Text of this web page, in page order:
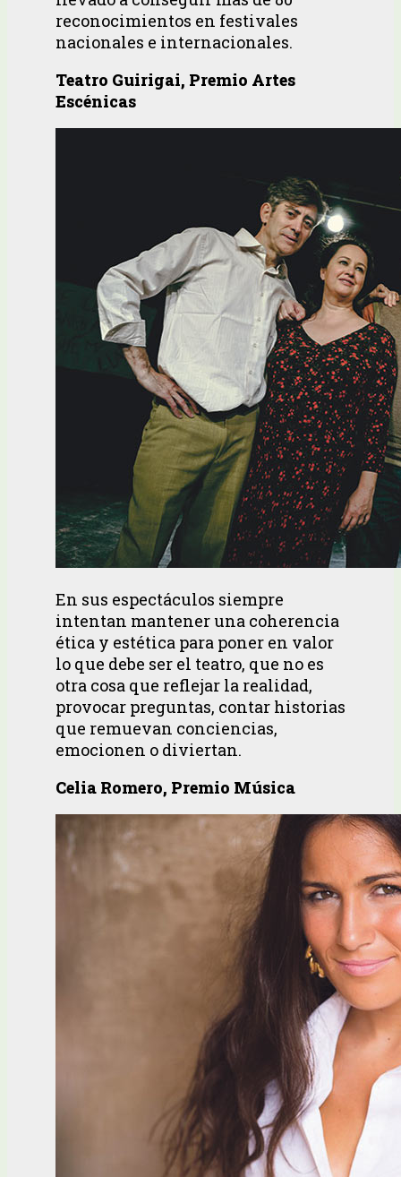
reconocimientos en festivales
nacionales e internacionales.
Teatro Guirigai, Premio Artes
Escénicas
En sus espectáculos siempre
intentan mantener una coherencia
ética y estética para poner en valor
lo que debe ser el teatro, que no es
otra cosa que reflejar la realidad,
provocar preguntas, contar historias
que remuevan conciencias,
emocionen o diviertan.
Celia Romero, Premio Música